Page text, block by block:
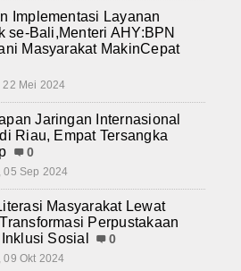
Implementasi Layanan
se-Bali,Menteri AHY:BPN
Masyarakat MakinCepat
22 Mei 2024
Jaringan Internasional
Riau, Empat Tersangka
0
05 Sep 2024
Masyarakat Lewat
Perpustakaan
Sosial
0
09 Okt 2024